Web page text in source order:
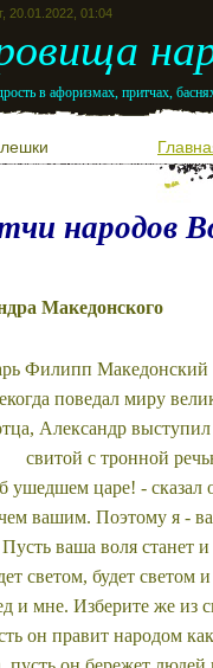
20.01.2022, 01:04
в афоризмах, притчах,
флешки
народов
Македонского
Филипп Македонский
поведал миру
Александр
свитой с тронной
ушедшем царе! -
вашим. Поэтому я -
ваша воля станет
светом, будет светом
и мне. Изберите же из
он правит народом